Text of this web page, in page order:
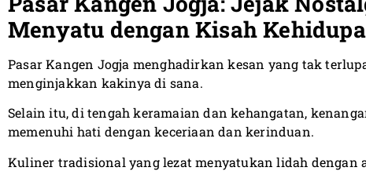
Menyatu dengan Kisah
Pasar Kangen Jogja menghadirkan kesan yang tak
menginjakkan kakinya di sana.
Selain itu, di tengah keramaian dan kehangatan,
memenuhi hati dengan keceriaan dan kerinduan.
Kuliner tradisional yang lezat menyatukan lidah dengan